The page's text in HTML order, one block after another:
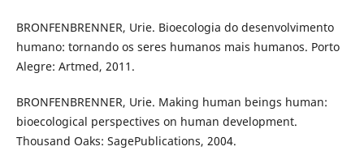
BRONFENBRENNER, Urie. Bioecologia do desenvolvimento
humano: tornando os seres humanos mais humanos. Porto
Alegre: Artmed, 2011.
BRONFENBRENNER, Urie. Making human beings human:
bioecological perspectives on human development.
Thousand Oaks: SagePublications, 2004.